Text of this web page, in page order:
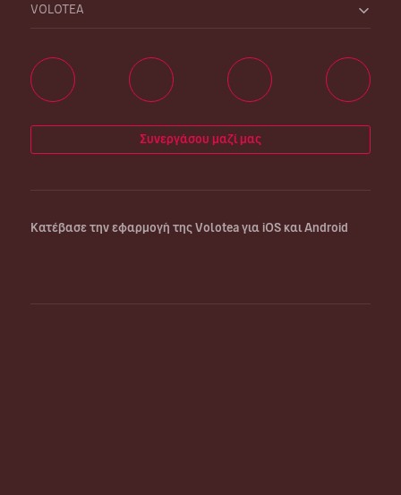
VOLOTEA
Συνεργάσου μαζί μας
Κατέβασε την εφαρμογή της Volotea για iOS και Android